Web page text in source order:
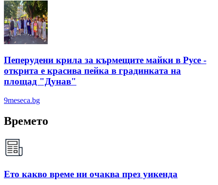
Пеперудени крила за кърмещите майки в Русе -
открита е красива пейка в градинката на
площад "Дунав"
9meseca.bg
Времето
Ето какво време ни очаква през уикенда